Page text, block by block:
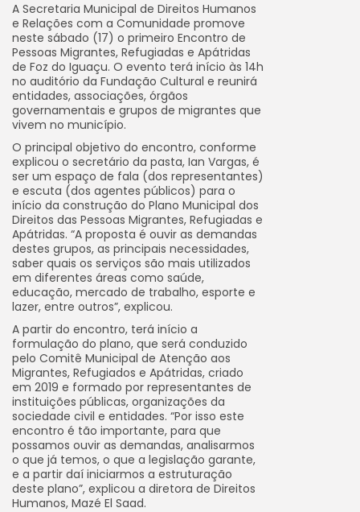
A Secretaria Municipal de Direitos Humanos
e Relações com a Comunidade promove
neste sábado (17) o primeiro Encontro de
Pessoas Migrantes, Refugiadas e Apátridas
de Foz do Iguaçu. O evento terá início às 14h
no auditório da Fundação Cultural e reunirá
entidades, associações, órgãos
governamentais e grupos de migrantes que
vivem no município.
O principal objetivo do encontro, conforme
explicou o secretário da pasta, Ian Vargas, é
ser um espaço de fala (dos representantes)
e escuta (dos agentes públicos) para o
início da construção do Plano Municipal dos
Direitos das Pessoas Migrantes, Refugiadas e
Apátridas. “A proposta é ouvir as demandas
destes grupos, as principais necessidades,
saber quais os serviços são mais utilizados
em diferentes áreas como saúde,
educação, mercado de trabalho, esporte e
lazer, entre outros”, explicou.
A partir do encontro, terá início a
formulação do plano, que será conduzido
pelo Comitê Municipal de Atenção aos
Migrantes, Refugiados e Apátridas, criado
em 2019 e formado por representantes de
instituições públicas, organizações da
sociedade civil e entidades. “Por isso este
encontro é tão importante, para que
possamos ouvir as demandas, analisarmos
o que já temos, o que a legislação garante,
e a partir daí iniciarmos a estruturação
deste plano”, explicou a diretora de Direitos
Humanos, Mazé El Saad.